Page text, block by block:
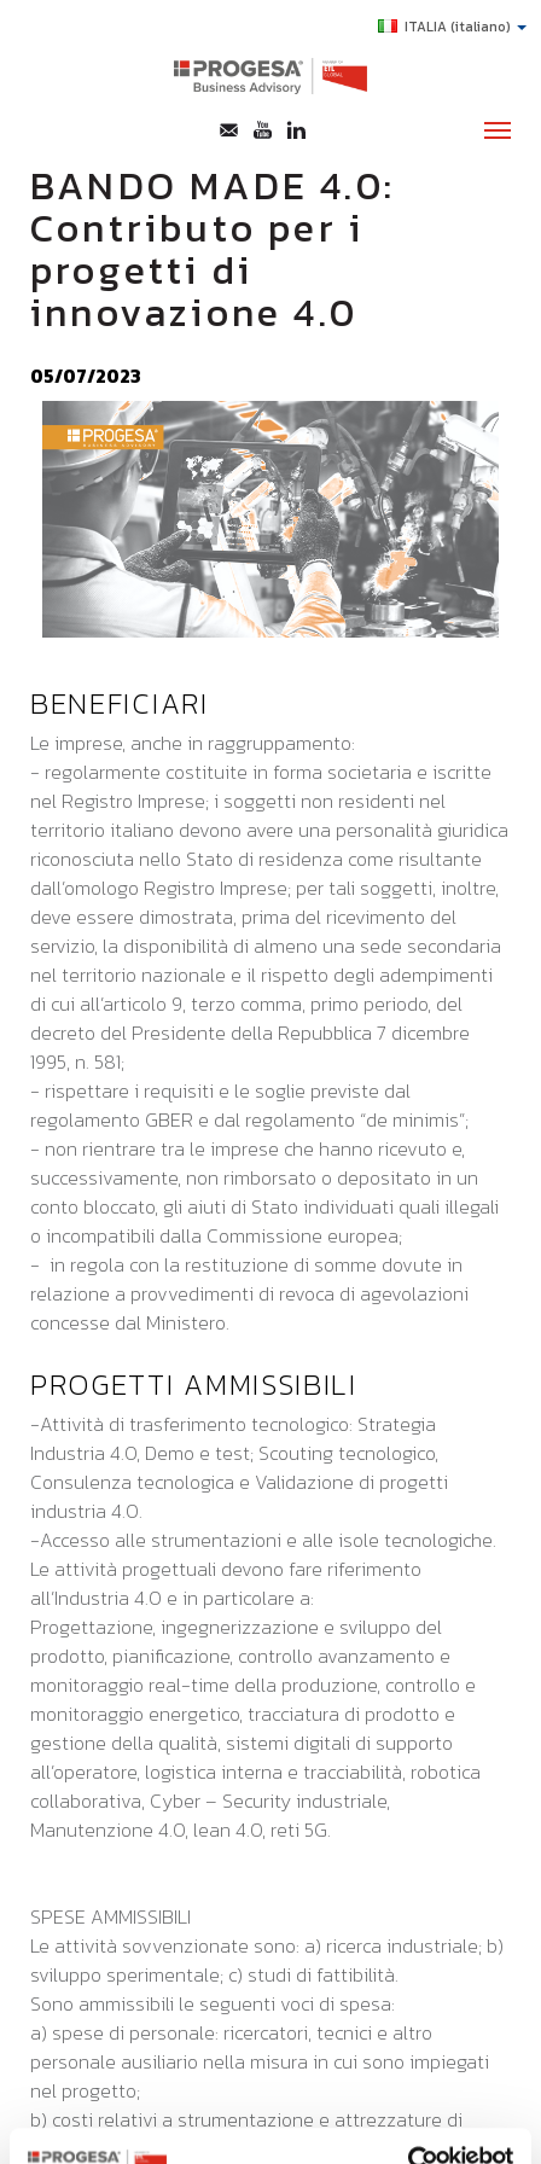
ITALIA(italiano)
CHI SIAMO
SERVIZI
TOPICS
E-LEARNING
AGEVOLAZIONI
SUCCESS STORY
CONTATTI
BANDO MADE 4.0:
Contributo per i
progetti di
innovazione 4.0
05/07/2023
BENEFICIARI
Le imprese, anche in raggruppamento:
- regolarmente costituite in forma societaria e iscritte
nel Registro Imprese; i soggetti non residenti nel
territorio italiano devono avere una personalità giuridica
riconosciuta nello Stato di residenza come risultante
dall’omologo Registro Imprese; per tali soggetti, inoltre,
deve essere dimostrata, prima del ricevimento del
servizio, la disponibilità di almeno una sede secondaria
nel territorio nazionale e il rispetto degli adempimenti
di cui all’articolo 9, terzo comma, primo periodo, del
decreto del Presidente della Repubblica 7 dicembre
1995, n. 581;
- rispettare i requisiti e le soglie previste dal
regolamento GBER e dal regolamento “de minimis”;
- non rientrare tra le imprese che hanno ricevuto e,
successivamente, non rimborsato o depositato in un
conto bloccato, gli aiuti di Stato individuati quali illegali
o incompatibili dalla Commissione europea;
- in regola con la restituzione di somme dovute in
relazione a provvedimenti di revoca di agevolazioni
concesse dal Ministero.
PROGETTI AMMISSIBILI
-Attività di trasferimento tecnologico: Strategia
Industria 4.0, Demo e test; Scouting tecnologico,
Consulenza tecnologica e Validazione di progetti
industria 4.0.
-Accesso alle strumentazioni e alle isole tecnologiche.
Le attività progettuali devono fare riferimento
all’Industria 4.0 e in particolare a:
Progettazione, ingegnerizzazione e sviluppo del
prodotto, pianificazione, controllo avanzamento e
monitoraggio real-time della produzione, controllo e
monitoraggio energetico, tracciatura di prodotto e
gestione della qualità, sistemi digitali di supporto
all’operatore, logistica interna e tracciabilità, robotica
collaborativa, Cyber – Security industriale,
Manutenzione 4.0, lean 4.0, reti 5G.
SPESE AMMISSIBILI
Le attività sovvenzionate sono: a) ricerca industriale; b)
sviluppo sperimentale; c) studi di fattibilità.
Sono ammissibili le seguenti voci di spesa:
a) spese di personale: ricercatori, tecnici e altro
personale ausiliario nella misura in cui sono impiegati
nel progetto;
b) costi relativi a strumentazione e attrezzature di
nuova acquisizione nella misura e per il periodo in cui